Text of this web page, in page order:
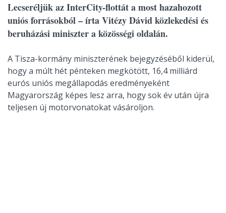
Lecseréljük az InterCity-flottát a most hazahozott
uniós forrásokból – írta Vitézy Dávid közlekedési és
beruházási miniszter a közösségi oldalán.
A Tisza-kormány miniszterének bejegyzéséből kiderül,
hogy a múlt hét pénteken megkötött, 16,4 milliárd
eurós uniós megállapodás eredményeként
Magyarország képes lesz arra, hogy sok év után újra
teljesen új motorvonatokat vásároljon.